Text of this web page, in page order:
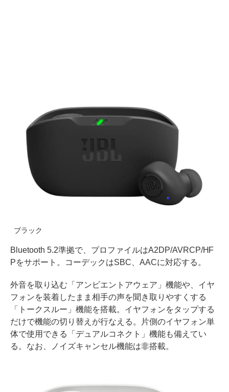
ブラック
Bluetooth 5.2準拠で、プロファイルはA2DP/AVRCP/HF
Pをサポート。コーデックはSBC、AACに対応する。
外音を取り込む「アンビエントアウェア」機能や、イヤ
フォンを装着したまま相手の声を聞き取りやすくする
「トークスルー」機能を搭載。イヤフォンをタップする
だけで機能の切り替えが行なえる。片側のイヤフォン単
体で使用できる「デュアルコネクト」機能も備えてい
る。なお、ノイズキャンセル機能は非搭載。